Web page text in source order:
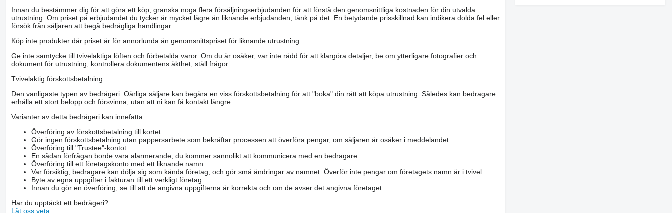
Innan du bestämmer dig för att göra ett köp, granska noga flera försäljningserbjudanden för att förstå den genomsnittliga kostnaden för din utvalda
utrustning. Om priset på erbjudandet du tycker är mycket lägre än liknande erbjudanden, tänk på det. En betydande prisskillnad kan indikera dolda fel eller
försök från säljaren att begå bedrägliga handlingar.
Köp inte produkter där priset är för annorlunda än genomsnittspriset för liknande utrustning.
Ge inte samtycke till tvivelaktiga löften och förbetalda varor. Om du är osäker, var inte rädd för att klargöra detaljer, be om ytterligare fotografier och
dokument för utrustning, kontrollera dokumentens äkthet, ställ frågor.
Tvivelaktig förskottsbetalning
Den vanligaste typen av bedrägeri. Oärliga säljare kan begära en viss förskottsbetalning för att "boka" din rätt att köpa utrustning. Således kan bedragare
erhålla ett stort belopp och försvinna, utan att ni kan få kontakt längre.
Varianter av detta bedrägeri kan innefatta:
Överföring av förskottsbetalning till kortet
Gör ingen förskottsbetalning utan pappersarbete som bekräftar processen att överföra pengar, om säljaren är osäker i meddelandet.
Överföring till "Trustee"-kontot
En sådan förfrågan borde vara alarmerande, du kommer sannolikt att kommunicera med en bedragare.
Överföring till ett företagskonto med ett liknande namn
Var försiktig, bedragare kan dölja sig som kända företag, och gör små ändringar av namnet. Överför inte pengar om företagets namn är i tvivel.
Byte av egna uppgifter i fakturan till ett verkligt företag
Innan du gör en överföring, se till att de angivna uppgifterna är korrekta och om de avser det angivna företaget.
Har du upptäckt ett bedrägeri?
Låt oss veta